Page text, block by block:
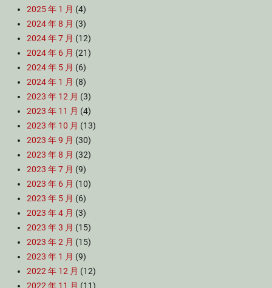
2025 年 1 月 (4)
2024 年 8 月 (3)
2024 年 7 月 (12)
2024 年 6 月 (21)
2024 年 5 月 (6)
2024 年 1 月 (8)
2023 年 12 月 (3)
2023 年 11 月 (4)
2023 年 10 月 (13)
2023 年 9 月 (30)
2023 年 8 月 (32)
2023 年 7 月 (9)
2023 年 6 月 (10)
2023 年 5 月 (6)
2023 年 4 月 (3)
2023 年 3 月 (15)
2023 年 2 月 (15)
2023 年 1 月 (9)
2022 年 12 月 (12)
2022 年 11 月 (11)